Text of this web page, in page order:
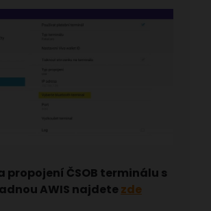
propojení ČSOB terminálu s
AWIS najdetezde